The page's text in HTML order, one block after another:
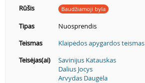
Rūšis
Baudžiamoji byla
Tipas
Nuosprendis
Teismas
Klaipėdos apygardos teismas
Teisėjas(ai)
Savinijus Katauskas
Dalius Jocys
Arvydas Daugėla